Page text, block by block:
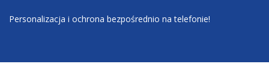
Personalizacja i ochrona bezpośrednio na telefonie!